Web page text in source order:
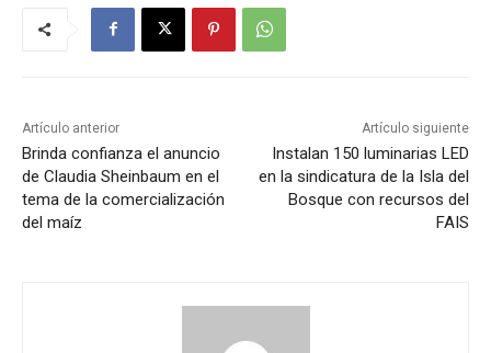
Artículo anterior
Brinda confianza el anuncio
de Claudia Sheinbaum en el
tema de la comercialización
del maíz
Artículo siguiente
Instalan 150 luminarias LED
en la sindicatura de la Isla del
Bosque con recursos del
FAIS